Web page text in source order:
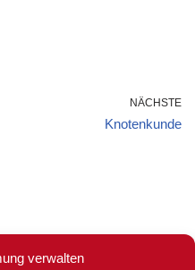
verwalten
NÄCHSTE
Knotenkunde